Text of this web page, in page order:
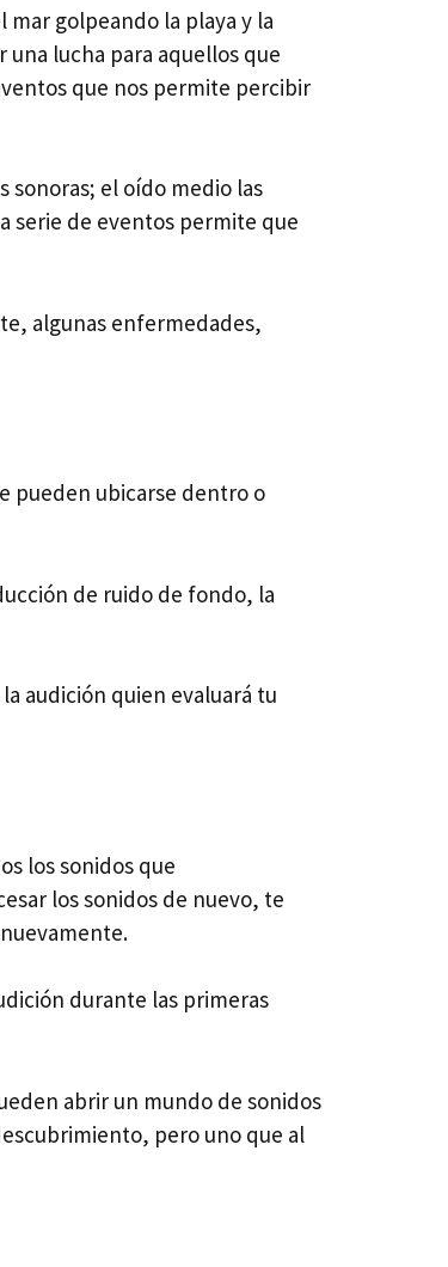
mar golpeando la playa y la
lucha para aquellos que
que nos permite percibir
sonoras; el oído medio las
serie de eventos permite que
algunas enfermedades,
pueden ubicarse dentro o
de ruido de fondo, la
audición quien evaluará tu
los sonidos que
los sonidos de nuevo, te
durante las primeras
abrir un mundo de sonidos
pero uno que al